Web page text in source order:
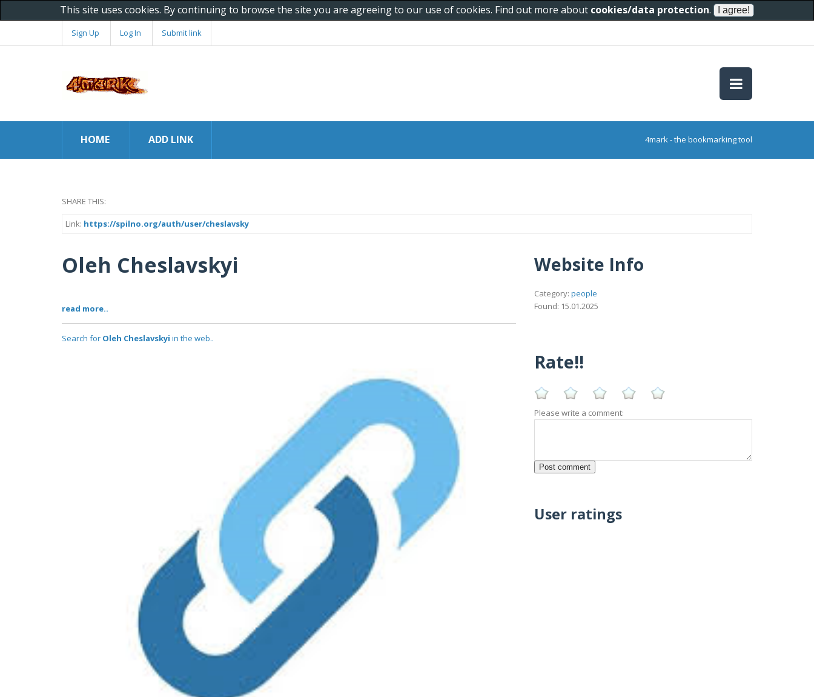
This site uses cookies. By continuing to browse the site you are agreeing to our use of cookies. Find out more about cookies/data protection.
Sign Up Log In Submit link
HOME ADD LINK 4mark - the bookmarking tool
SHARE THIS:
Link: https://spilno.org/auth/user/cheslavsky
Oleh Cheslavskyi
read more..
Search for Oleh Cheslavskyi in the web..
Website Info
Category: people
Found: 15.01.2025
Rate!!
Please write a comment:
User ratings